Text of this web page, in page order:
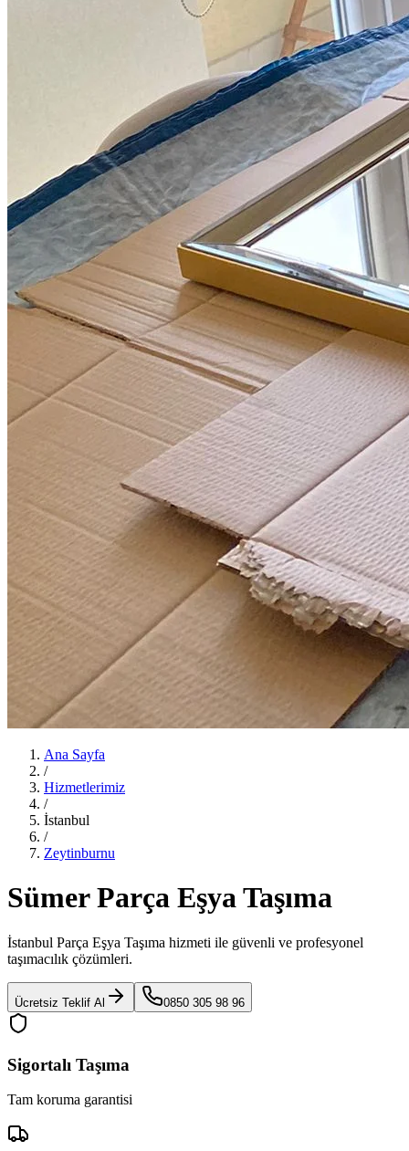
Ana Sayfa
/
Hizmetlerimiz
/
İstanbul
/
Zeytinburnu
Sümer Parça Eşya Taşıma
İstanbul Parça Eşya Taşıma hizmeti ile güvenli ve profesyonel
taşımacılık çözümleri.
Ücretsiz Teklif Al 0850 305 98 96
Sigortalı Taşıma
Tam koruma garantisi